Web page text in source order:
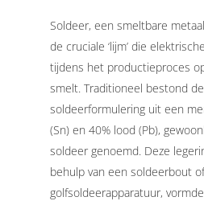
Soldeer, een smeltbare
de cruciale ‘lijm’ die
tijdens het productieproces
smelt. Traditioneel bestond
soldeerformulering uit een
(Sn) en 40% lood (Pb),
soldeer genoemd. Deze
behulp van een soldeerbout of
golfsoldeerapparatuur,